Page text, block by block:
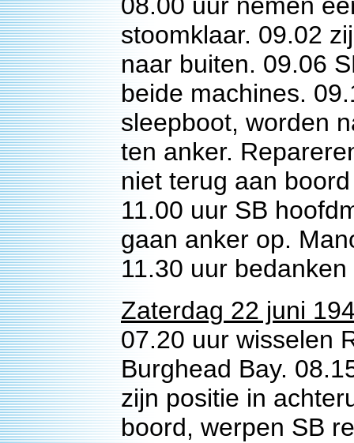
stoomklaar. 09.02
naar buiten. 09.06
beide machines.
sleepboot, worden
ten anker.
niet terug aan
11.00 uur SB
gaan anker op.
11.30 uur
Zaterdag 22 juni
07.20 uur wisselen
Burghead Bay.
zijn positie in
boord, werpen SB